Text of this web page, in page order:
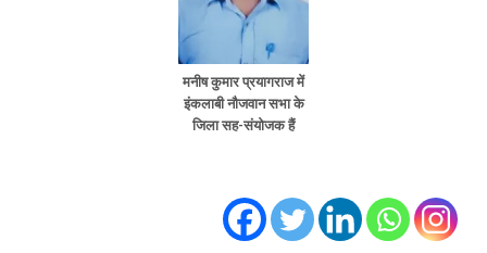
मनीष कुमार प्रयागराज में
इंकलाबी नौजवान सभा के
जिला सह-संयोजक हैं